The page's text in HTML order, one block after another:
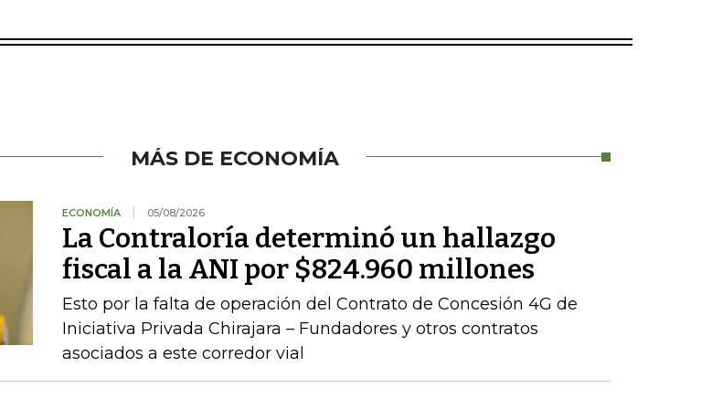
MÁS DE ECONOMÍA
ECONOMÍA 05/08/2026
La Contraloría determinó un hallazgo
fiscal a la ANI por $824.960 millones
Esto por la falta de operación del Contrato de Concesión 4G de
Iniciativa Privada Chirajara – Fundadores y otros contratos
asociados a este corredor vial